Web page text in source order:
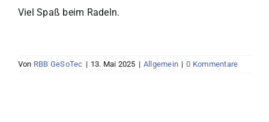
Viel Spaß beim Radeln.
Von RBB GeSoTec | 13. Mai 2025 | Allgemein | 0 Kommentare